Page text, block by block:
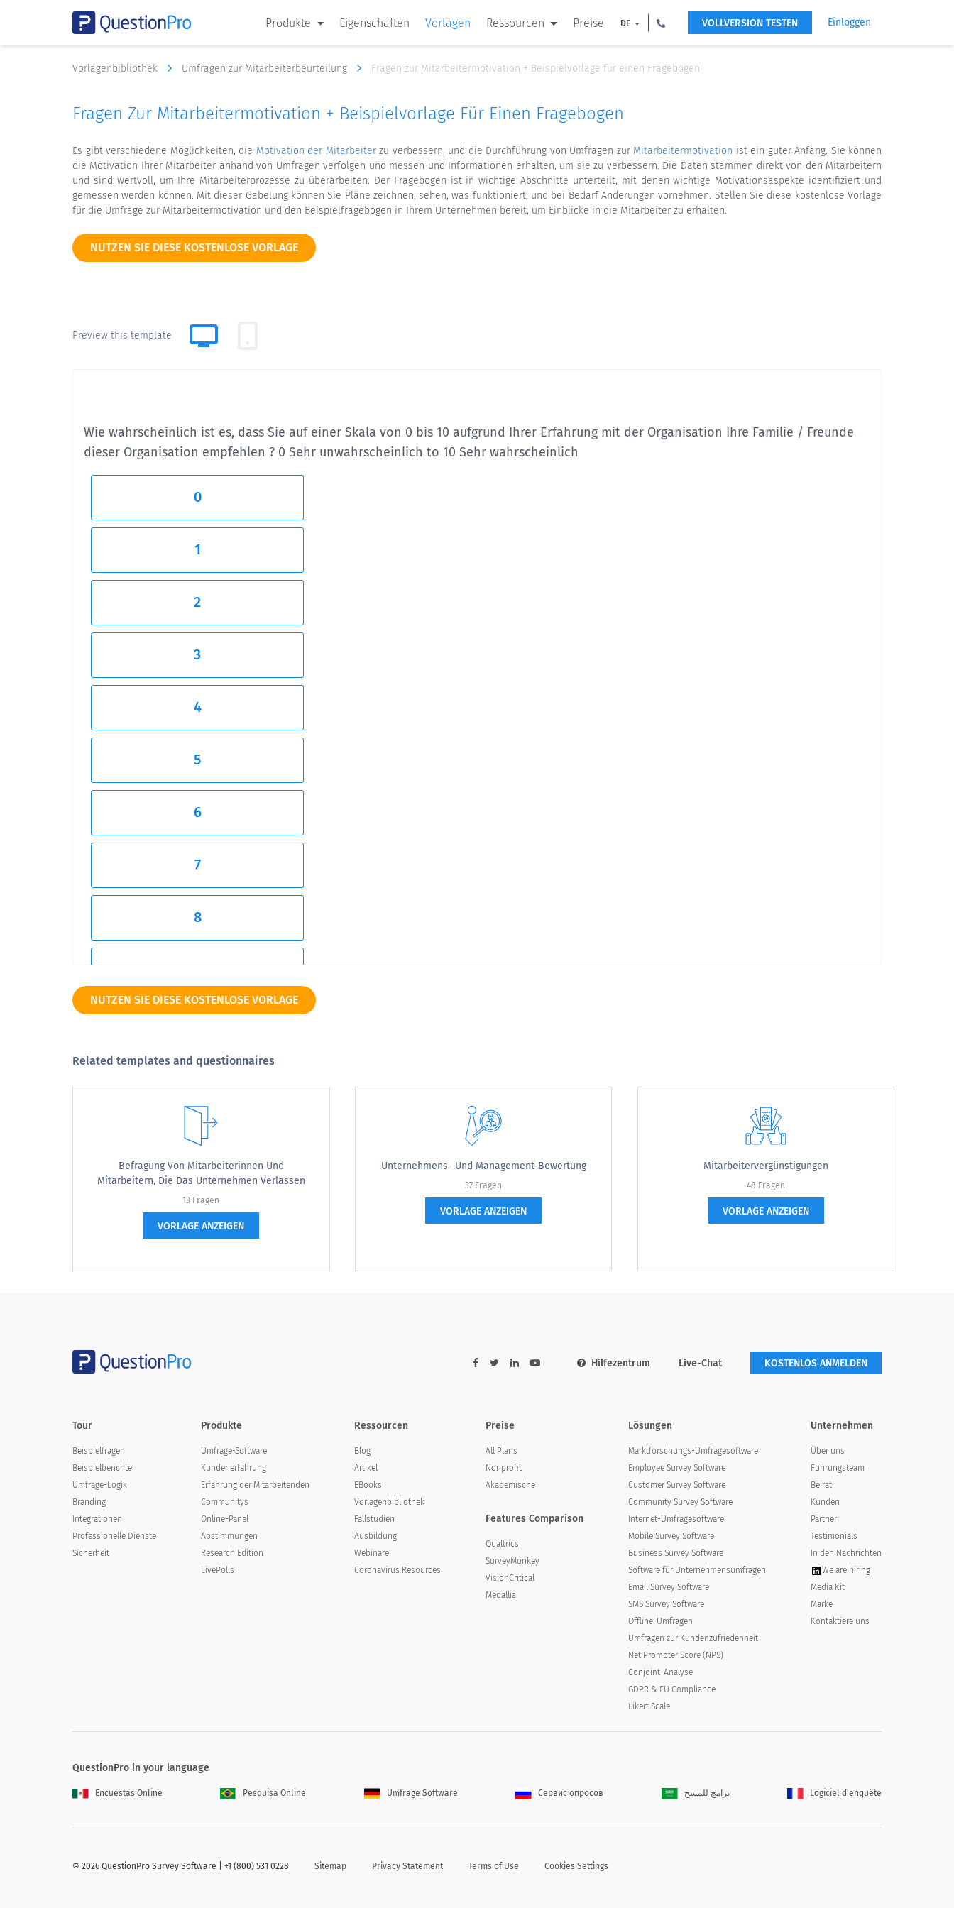
Produkte Eigenschaften Vorlagen Ressourcen Preise DE VOLLVERSION TESTEN Einloggen
Vorlagenbibliothek Umfragen zur Mitarbeiterbeurteilung Fragen zur Mitarbeitermotivation + Beispielvorlage für einen Fragebogen
Fragen Zur Mitarbeitermotivation + Beispielvorlage Für Einen Fragebogen
Es gibt verschiedene Möglichkeiten, die Motivation der Mitarbeiterzu verbessern, und die Durchführung von Umfragen zur Mitarbeitermotivation ist ein guter Anfang. Sie können
die Motivation Ihrer Mitarbeiter anhand von Umfragen verfolgen und messen und Informationen erhalten, um sie zu verbessern. Die Daten stammen direkt von den Mitarbeitern
und sind wertvoll, um Ihre Mitarbeiterprozesse zu überarbeiten. Der Fragebogen ist in wichtige Abschnitte unterteilt, mit denen wichtige Motivationsaspekte identifiziert und
gemessen werden können. Mit dieser Gabelung können Sie Pläne zeichnen, sehen, was funktioniert, und bei Bedarf Änderungen vornehmen. Stellen Sie diese kostenlose Vorlage
für die Umfrage zur Mitarbeitermotivation und den Beispielfragebogen in Ihrem Unternehmen bereit, um Einblicke in die Mitarbeiter zu erhalten.
NUTZEN SIE DIESE KOSTENLOSE VORLAGE
Preview this template
Wie wahrscheinlich ist es, dass Sie auf einer Skala von 0 bis 10 aufgrund Ihrer Erfahrung mit der Organisation Ihre Familie / Freunde
dieser Organisation empfehlen ? 0 Sehr unwahrscheinlich to 10 Sehr wahrscheinlich
0
1
2
3
4
5
6
7
8
Sehr unwahrscheinlich
Ich bin zuversichtlich, zu den organisatorischen Zielen beizutragen
Entschieden widersprechen Nicht zustimmen Neutral Zustimmen Stimme voll und ganz zu
Deine Bewertung
Wie aufgeregt sind Sie auf einer Skala von 1 bis 5, zur Arbeit zu gehen?
Bitte wählen Sie eine der folgenden
Entschieden widersprechen Zustimmen Stimme voll und ganz zu
Wenn ich arbeite, konzentriere ich mich zu 100% auf
Ich finde meine Arbeit spannend und
1 2 3
NUTZEN SIE DIESE KOSTENLOSE VORLAGE
Related templates and questionnaires
Befragung Von Mitarbeiterinnen Und
Mitarbeitern, Die Das Unternehmen Verlassen
13 Fragen
VORLAGE ANZEIGEN
Unternehmens- Und Management-Bewertung
37 Fragen
VORLAGE ANZEIGEN
Mitarbeitervergünstigungen
48 Fragen
VORLAGE ANZEIGEN
Hilfezentrum Live-Chat KOSTENLOS ANMELDEN
Tour
Beispielfragen
Beispielberichte
Umfrage-Logik
Branding
Integrationen
Professionelle Dienste
Sicherheit
Produkte
Umfrage-Software
Kundenerfahrung
Erfahrung der Mitarbeitenden
Communitys
Online-Panel
Abstimmungen
Research Edition
LivePolls
Ressourcen
Blog
Artikel
EBooks
Vorlagenbibliothek
Fallstudien
Ausbildung
Webinare
Coronavirus Resources
Preise
All Plans
Nonprofit
Akademische
Features Comparison
Qualtrics
SurveyMonkey
VisionCritical
Medallia
Lösungen
Marktforschungs-Umfragesoftware
Employee Survey Software
Customer Survey Software
Community Survey Software
Internet-Umfragesoftware
Mobile Survey Software
Business Survey Software
Software für Unternehmensumfragen
Email Survey Software
SMS Survey Software
Offline-Umfragen
Umfragen zur Kundenzufriedenheit
Net Promoter Score (NPS)
Conjoint-Analyse
GDPR & EU Compliance
Likert Scale
Unternehmen
Über uns
Führungsteam
Beirat
Kunden
Partner
Testimonials
In den Nachrichten
We are hiring
Media Kit
Marke
Kontaktiere uns
QuestionPro in your language
Encuestas Online Pesquisa Online Umfrage Software Сервис опросов برامج للمسح Logiciel d'enquête
© 2026 QuestionPro Survey Software | +1 (800) 531 0228 Sitemap Privacy Statement Terms of Use Cookies Settings